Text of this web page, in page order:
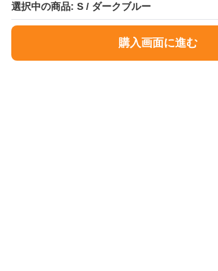
選択中の商品: S / ダークブルー
購入画面に進む
選択中の商品: S / ダークブルー
購入画面に進む